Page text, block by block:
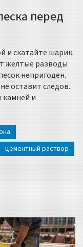
перед
и скатайте шарик.
желтые разводы
непригоден.
оставит следов.
камней и
цементный раствор